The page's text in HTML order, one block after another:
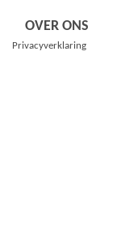
OVER ONS
Privacyverklaring